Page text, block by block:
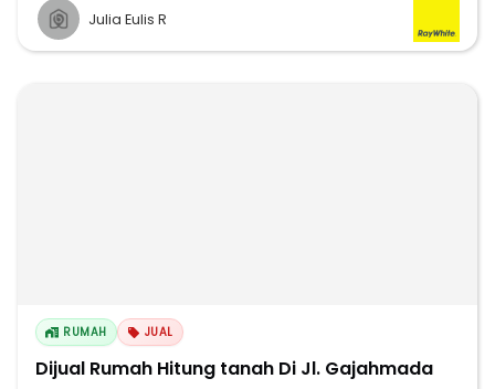
Julia Eulis R
RUMAH JUAL
Dijual Rumah Hitung tanah Di Jl. Gajahmada